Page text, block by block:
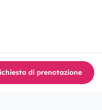
di prenotazione